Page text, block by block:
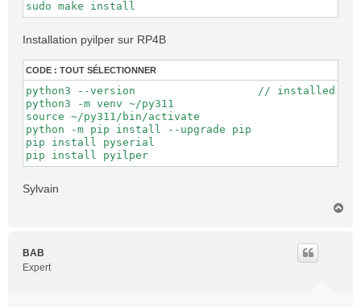
Installation pyilper sur RP4B
CODE : TOUT SÉLECTIONNER
python3 -‑version                   // installed with
python3 -m venv ~/py311
source ~/py311/bin/activate
python -m pip install --upgrade pip
pip install pyserial
Sylvain
BAB
Expert